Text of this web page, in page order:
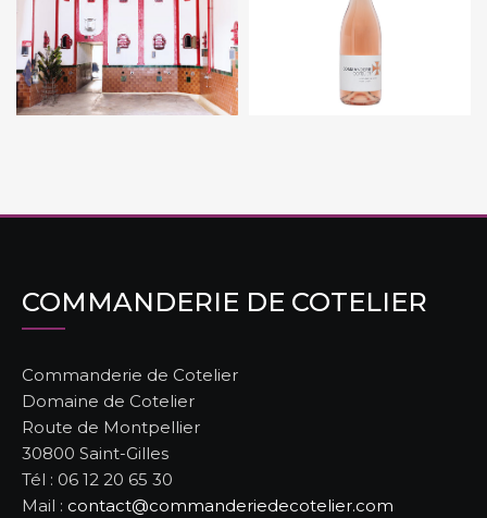
COMMANDERIE DE COTELIER
Commanderie de Cotelier
Domaine de Cotelier
Route de Montpellier
30800 Saint-Gilles
Tél : 06 12 20 65 30
Mail : contact@commanderiedecotelier.com